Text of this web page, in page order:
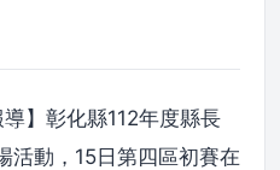
導】彰化縣112年度縣長
活動，15日第四區初賽在